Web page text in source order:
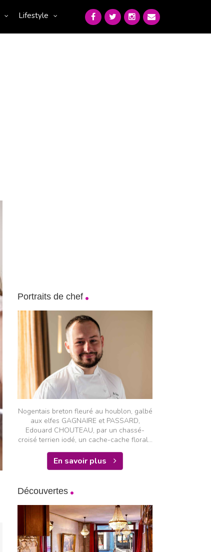
Lifestyle
Portraits de chef
Nogentais breton fleuré au houblon, galbé
aux elfes GAGNAIRE et PASSARD,
Edouard CHOUTEAU, par un chassé-
croisé terrien iodé, un cache-cache floral...
En savoir plus
Découvertes